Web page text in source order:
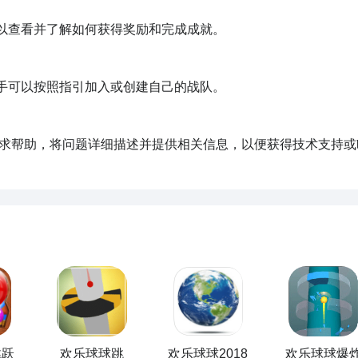
欢乐球球跳 欢乐球球2018 欢乐球球爆